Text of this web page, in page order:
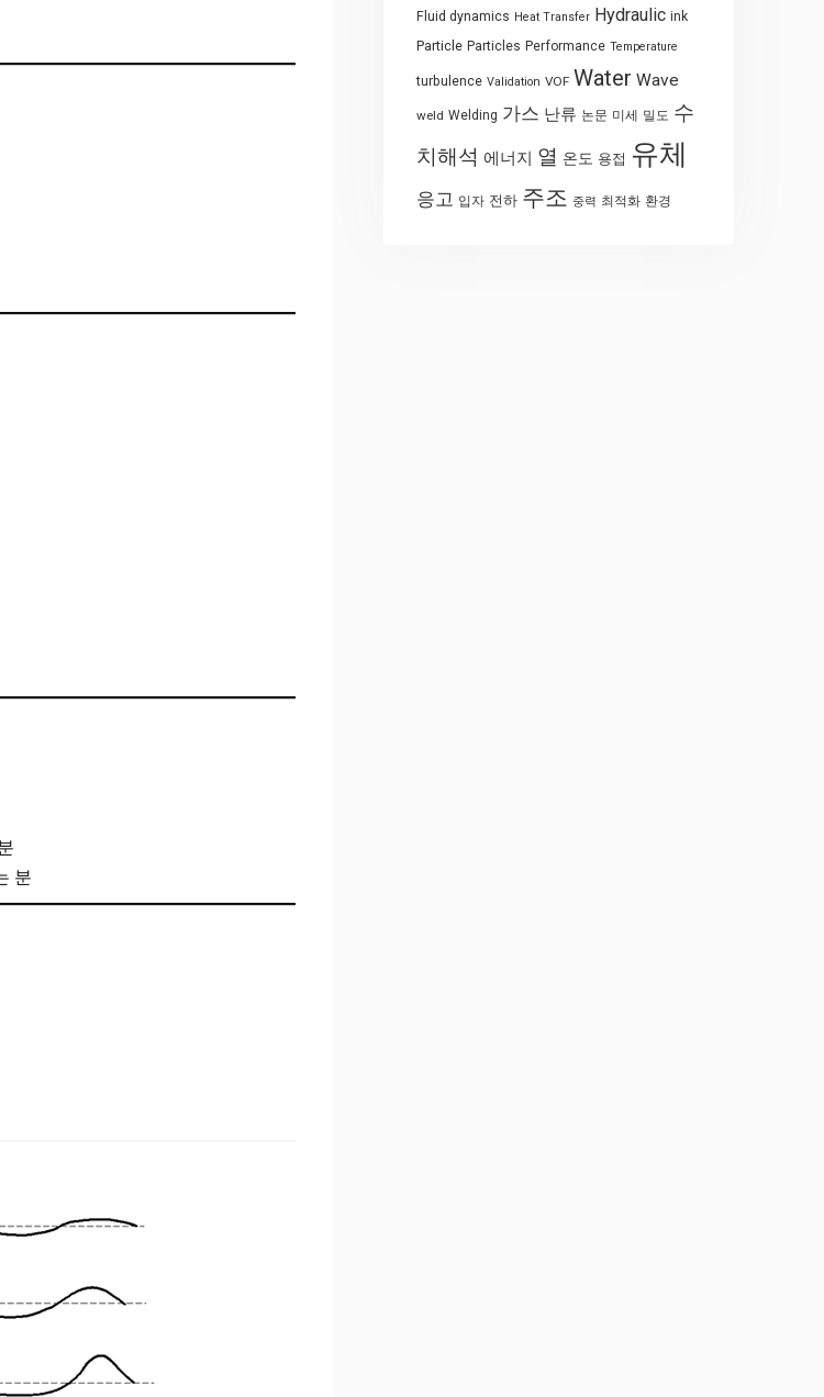
분
Fluid dynamics Heat Transfer Hydraulic ink
Particle Particles Performance Temperature
turbulence Validation VOF Water Wave
weld Welding 가스 난류 논문 미세 밀도 수
치해석 에너지 열 온도 용접 유체
응고 입자 전하 주조 중력 최적화 환경